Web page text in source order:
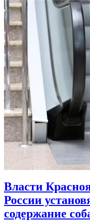
Власти
России
содержание